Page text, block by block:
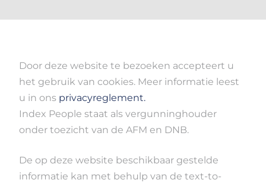
Door deze website te bezoeken accepteert u
het gebruik van cookies. Meer informatie leest
u in ons privacyreglement.
Index People staat als vergunninghouder
onder toezicht van de AFM en DNB.
De op deze website beschikbaar gestelde
informatie kan met behulp van de text-to-